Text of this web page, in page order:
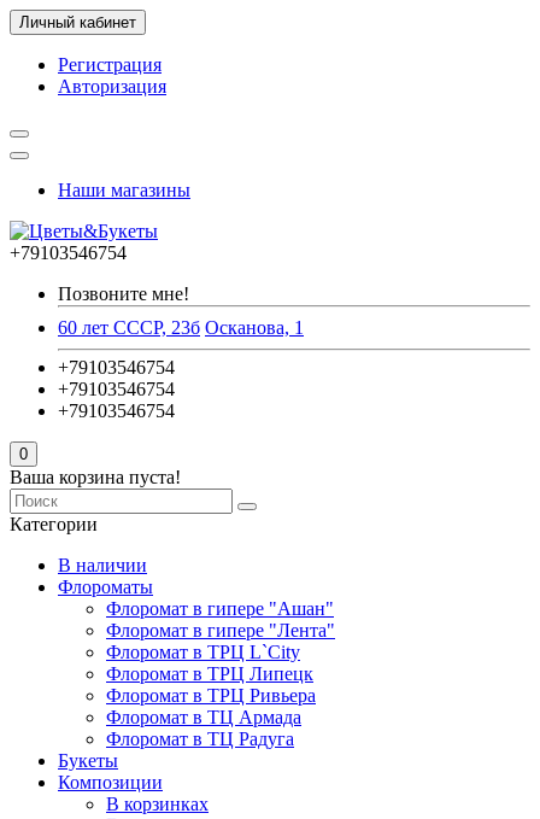
Личный кабинет
Регистрация
Авторизация
Наши магазины
+79103546754
Позвоните мне!
60 лет СССР, 23б Осканова, 1
+79103546754
+79103546754
+79103546754
0
Ваша корзина пуста!
Категории
В наличии
Флороматы
Флоромат в гипере "Ашан"
Флоромат в гипере "Лента"
Флоромат в ТРЦ L`City
Флоромат в ТРЦ Липецк
Флоромат в ТРЦ Ривьера
Флоромат в ТЦ Армада
Флоромат в ТЦ Радуга
Букеты
Композиции
В корзинках